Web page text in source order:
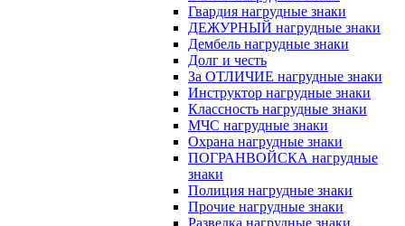
Гвардия нагрудные знаки
ДЕЖУРНЫЙ нагрудные знаки
Дембель нагрудные знаки
Долг и честь
За ОТЛИЧИЕ нагрудные знаки
Инструктор нагрудные знаки
Классность нагрудные знаки
МЧС нагрудные знаки
Охрана нагрудные знаки
ПОГРАНВОЙСКА нагрудные
знаки
Полиция нагрудные знаки
Прочие нагрудные знаки
Разведка нагрудные знаки